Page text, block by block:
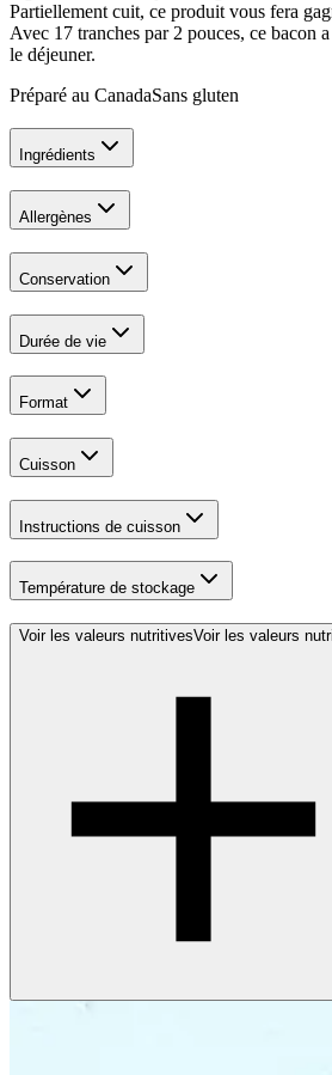
Partiellement cuit, ce produit vous fera
Avec 17 tranches par 2 pouces, ce bacon
le déjeuner.
Préparé au CanadaSans gluten
Ingrédients
Allergènes
Conservation
Durée de vie
Format
Cuisson
Instructions de cuisson
Température de stockage
Voir les valeurs nutritivesVoir les valeurs